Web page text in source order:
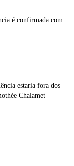
é confirmada com
estaria fora dos
Chalamet